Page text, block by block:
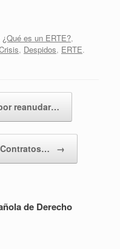
¿Qué es un ERTE?,
, Despidos, ERTE.
reanudar…
→
de Derecho